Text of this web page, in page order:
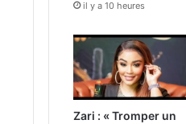
il y a 10 heures
Zari : « Tromper un